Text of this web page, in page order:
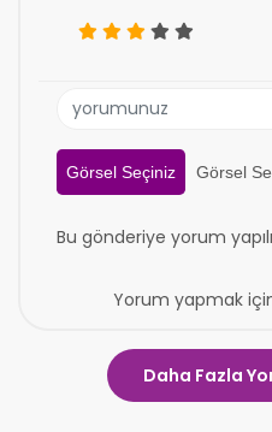
Görsel Seçiniz Görsel
Bu gönderiye yorum
Yorum yapmak